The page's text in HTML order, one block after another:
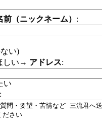
（ニックネーム） :
い)
しい→ アドレス:
い
: